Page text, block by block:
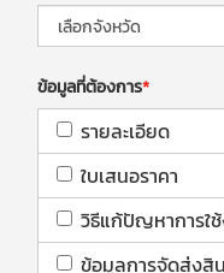
ข้อมูลที่ต้องการ
รายละเอียด
ใบเสนอราคา
วิธีแก้ปัญหาการใ
ข้อมูลการจัดส่งสิ